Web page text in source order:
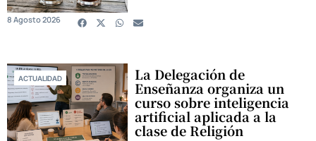
8 Agosto 2026
ACTUALIDAD La Delegación de
Enseñanza organiza un
curso sobre inteligencia
artificial aplicada a la
clase de Religión